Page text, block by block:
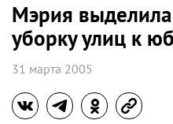
Мэрия
уборку улиц к
31 марта 2005